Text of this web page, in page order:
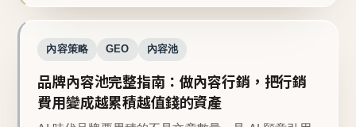
內容策略 GEO 內容池
品牌內容池完整指南：做內容行銷，把行銷
費用變成越累積越值錢的資產